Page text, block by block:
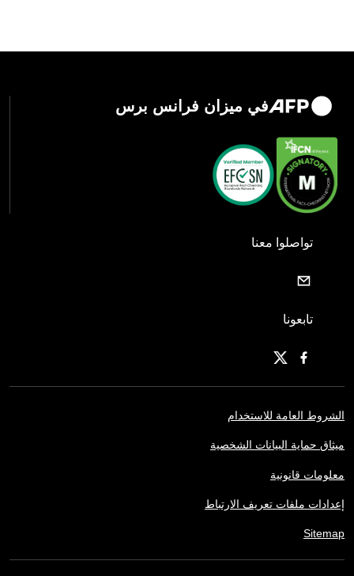
في ميزان فرانس برس
تواصلوا معنا
تابعونا
الشروط العامة للاستخدام
ميثاق حماية البيانات الشخصية
معلومات قانونية
إعدادات ملفات تعريف الارتباط
Sitemap